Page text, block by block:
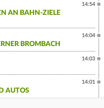
AN BAHN-ZIELE
14:54
BROMBACH
14:04
14:03
AUTOS
14:01